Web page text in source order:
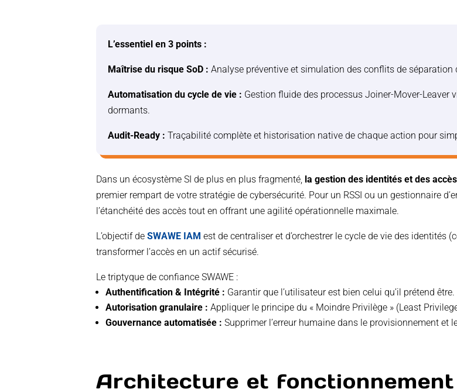
L’essentiel en 3 points :
Maîtrise du risque SoD : Analyse préventive et simulation des conflits de séparation
Automatisation du cycle de vie : Gestion fluide des processus Joiner-Mover-
dormants.
Audit-Ready : Traçabilité complète et historisation native de chaque action pour
Dans un écosystème SI de plus en plus fragmenté, la gestion des identités et des
premier rempart de votre stratégie de cybersécurité. Pour un RSSI ou un gestionnaire
l’étanchéité des accès tout en offrant une agilité opérationnelle maximale.
L’objectif de SWAWE IAM est de centraliser et d’orchestrer le cycle de vie des identités
transformer l’accès en un actif sécurisé.
Le triptyque de confiance SWAWE :
Authentification & Intégrité : Garantir que l’utilisateur est bien celui qu’il prétend être.
Autorisation granulaire : Appliquer le principe du « Moindre Privilège » (Least
Gouvernance automatisée : Supprimer l’erreur humaine dans le provisionnement et
Architecture et fonctionnement